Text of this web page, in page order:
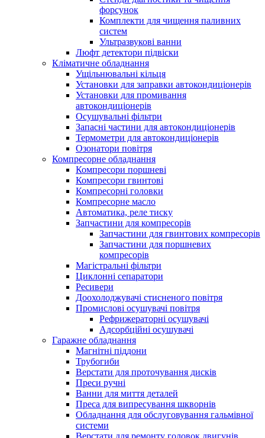
форсунок
Комплекти для чищення паливних
систем
Ультразвукові ванни
Люфт детектори підвіски
Кліматичне обладнання
Ущільнювальні кільця
Установки для заправки автокондиціонерів
Установки для промивання
автокондиціонерів
Осушувальні фільтри
Запасні частини для автокондиціонерів
Термометри для автокондиціонерів
Озонатори повітря
Компресорне обладнання
Компресори поршневі
Компресори гвинтові
Компресорні головки
Компресорне масло
Автоматика, реле тиску
Запчастини для компресорів
Запчастини для гвинтових компресорів
Запчастини для поршневих
компресорів
Магістральні фільтри
Циклонні сепаратори
Ресивери
Доохолоджувачі стисненого повітря
Промислові осушувачі повітря
Рефрижераторні осушувачі
Адсорбційні осушувачі
Гаражне обладнання
Магнітні піддони
Трубогиби
Верстати для проточування дисків
Преси ручні
Ванни для миття деталей
Преса для випресування шкворнів
Обладнання для обслуговування гальмівної
системи
Верстати для ремонту головок двигунів